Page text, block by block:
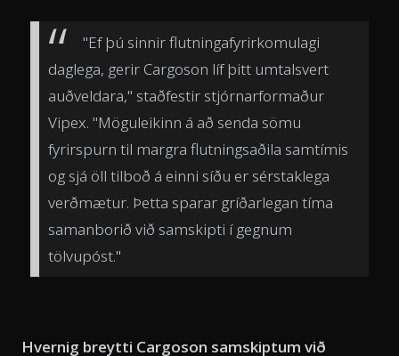
"Ef þú sinnir flutningafyrirkomulagi
daglega, gerir Cargoson líf þitt umtalsvert
auðveldara," staðfestir stjórnarformaður
Vipex. "Möguleikinn á að senda sömu
fyrirspurn til margra flutningsaðila samtímis
og sjá öll tilboð á einni síðu er sérstaklega
verðmætur. Þetta sparar gríðarlegan tíma
samanborið við samskipti í gegnum
tölvupóst."
Hvernig breytti Cargoson samskiptum við